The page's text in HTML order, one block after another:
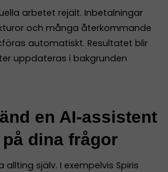
arbetet rejält. Inbetalningar
och många återkommande
automatiskt. Resultatet blir
uppdateras i bakgrunden
en AI-assistent
dina frågor
allting själv. I exempelvis Spiris